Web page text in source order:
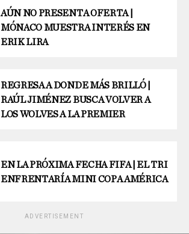
AÚN NO PRESENTA OFERTA |
MÓNACO MUESTRA INTERÉS EN
ERIK LIRA
REGRESA A DONDE MÁS BRILLÓ |
RAÚL JIMÉNEZ BUSCA VOLVER A
LOS WOLVES A LA PREMIER
EN LA PRÓXIMA FECHA FIFA | EL TRI
ENFRENTARÍA MINI COPA AMÉRICA
ADVERTISEMENT